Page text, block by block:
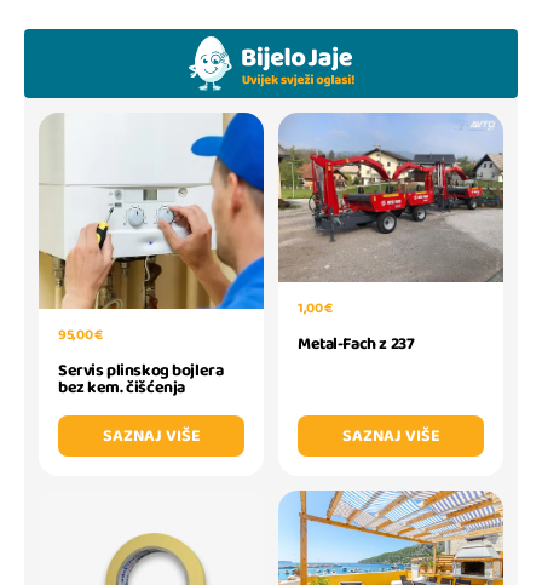
95,00 €
Servis plinskog bojlera
bez kem. čišćenja
SAZNAJ VIŠE
1,00 €
Metal-Fach z 237
SAZNAJ VIŠE